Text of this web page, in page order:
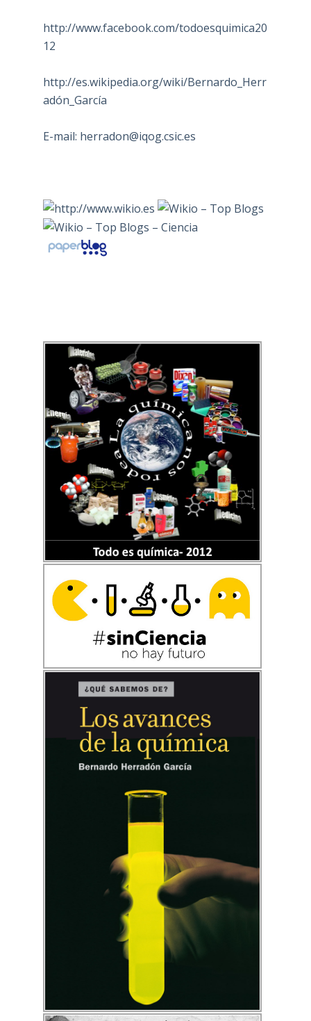
http://www.facebook.com/todoesquimica20
12
http://es.wikipedia.org/wiki/Bernardo_Herr
adón_García
E-mail: herradon@iqog.csic.es